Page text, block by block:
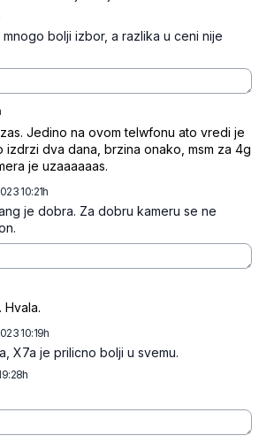
mnogo bolji izbor, a razlika u ceni nije
Jedino na ovom telwfonu ato vredi je
izdrzi dva dana, brzina onako, msm za 4g
je uzaaaaaas.
10:21h
je dobra. Za dobru kameru se ne
Hvala.
10:19h
X7a je prilicno bolji u svemu.